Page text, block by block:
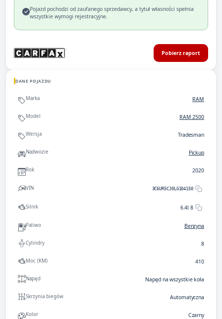
Pojazd pochodzi od zaufanego sprzedawcy, a tytuł własności spełnia
wszystkie wymogi rejestracyjne.
Pobierz raport
DANE POJAZDU
Marka RAM
Model RAM 2500
Wersja Tradesman
Nadwozie Pickup
Rok 2020
VIN 3C6UR5CJ0LG104150
Silnik 6.4l 8
Paliwo Benzyna
Cylindry 8
Moc (KM) 410
Napęd Napęd na wszystkie koła
Skrzynia biegów Automatyczna
Kolor Czarny